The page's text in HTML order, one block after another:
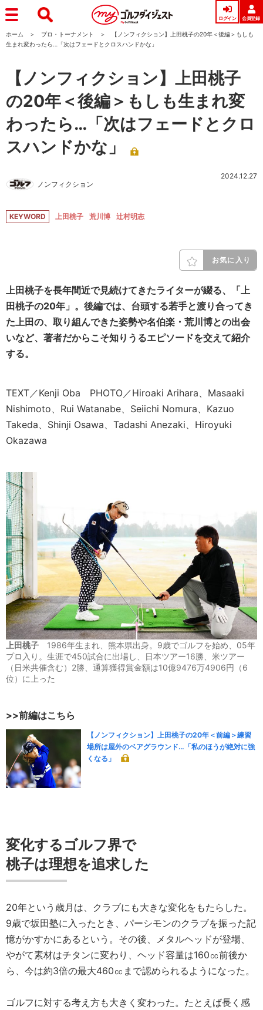
ログイン 会員登録
ホーム プロ・トーナメント
【ノンフィクション】上田桃子の20年＜後編＞もしも
生まれ変わったら…「次はフェードとクロスハンドかな」
【ノンフィクション】上田桃子
の20年＜後編＞もしも生まれ変
わったら…「次はフェードとクロ
スハンドかな」
ノンフィクション
2024.12.27
KEYWORD 上田桃子 荒川博 辻村明志
お気に入り
上田桃子を長年間近で見続けてきたライターが綴る、「上
田桃子の20年」。後編では、台頭する若手と渡り合ってき
た上田の、取り組んできた姿勢や名伯楽・荒川博との出会
いなど、著者だからこそ知りうるエピソードを交えて紹介
する。
TEXT／Kenji Oba PHOTO／Hiroaki Arihara、Masaaki
Nishimoto、Rui Watanabe、Seiichi Nomura、Kazuo
Takeda、Shinji Osawa、Tadashi Anezaki、Hiroyuki
Okazawa
上田桃子 1986年生まれ、熊本県出身。9歳でゴルフを始め、05年
プロ入り。生涯で450試合に出場し、日本ツアー16勝、米ツアー
（日米共催含む）2勝、通算獲得賞金額は10億9476万4906円（6
位）に上った
>>前編はこちら
【ノンフィクション】上田桃子の20年＜前編＞練習
場所は屋外のベアグラウンド…「私のほうが絶対に強
くなる」
変化するゴルフ界で
桃子は理想を追求した
20年という歳月は、クラブにも大きな変化をもたらした。
9歳で坂田塾に入ったとき、パーシモンのクラブを振った記
憶がかすかにあるという。その後、メタルヘッドが登場、
やがて素材はチタンに変わり、ヘッド容量は160㏄前後か
ら、今は約3倍の最大460㏄まで認められるようになった。
ゴルフに対する考え方も大きく変わった。たとえば長く感